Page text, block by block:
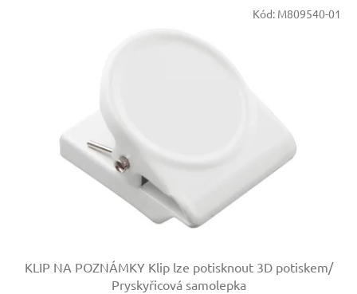
KLIP NA POZNÁMKY Klip lze potisknout 3D potiskem/
Pryskyřicová samolepka
Kód: M809540-01